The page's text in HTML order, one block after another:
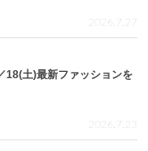
2026.7.27
18(土)最新ファッションを
2026.7.23